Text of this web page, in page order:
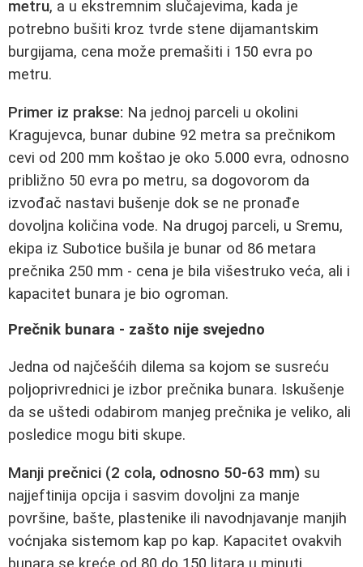
metru, a u ekstremnim slučajevima, kada je
potrebno bušiti kroz tvrde stene dijamantskim
burgijama, cena može premašiti i 150 evra po
metru.
Primer iz prakse: Na jednoj parceli u okolini
Kragujevca, bunar dubine 92 metra sa prečnikom
cevi od 200 mm koštao je oko 5.000 evra, odnosno
približno 50 evra po metru, sa dogovorom da
izvođač nastavi bušenje dok se ne pronađe
dovoljna količina vode. Na drugoj parceli, u Sremu,
ekipa iz Subotice bušila je bunar od 86 metara
prečnika 250 mm - cena je bila višestruko veća, ali i
kapacitet bunara je bio ogroman.
Prečnik bunara - zašto nije svejedno
Jedna od najčešćih dilema sa kojom se susreću
poljoprivrednici je izbor prečnika bunara. Iskušenje
da se uštedi odabirom manjeg prečnika je veliko, ali
posledice mogu biti skupe.
Manji prečnici (2 cola, odnosno 50-63 mm) su
najjeftinija opcija i sasvim dovoljni za manje
površine, bašte, plastenike ili navodnjavanje manjih
voćnjaka sistemom kap po kap. Kapacitet ovakvih